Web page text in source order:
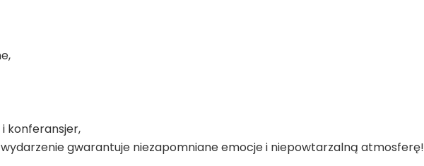
konferansjer,
gwarantuje niezapomniane emocje i niepowtarzalną atmosferę!